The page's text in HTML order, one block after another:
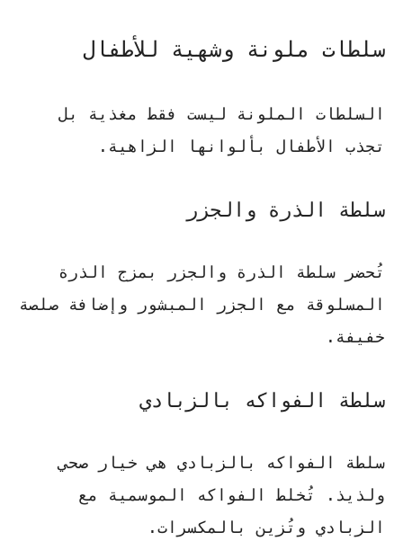
سلطات ملونة وشهية للأطفال
السلطات الملونة ليست فقط مغذية بل
تجذب الأطفال بألوانها الزاهية.
سلطة الذرة والجزر
تُحضر سلطة الذرة والجزر بمزج الذرة
المسلوقة مع الجزر المبشور وإضافة صلصة
خفيفة.
سلطة الفواكه بالزبادي
سلطة الفواكه بالزبادي هي خيار صحي
ولذيذ. تُخلط الفواكه الموسمية مع
الزبادي وتُزين بالمكسرات.